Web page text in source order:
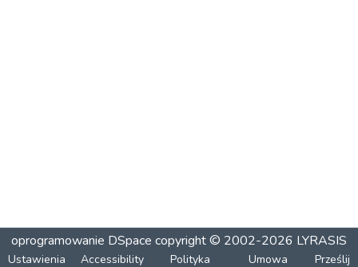
oprogramowanie DSpace copyright © 2002-2026 LYRASIS
Ustawienia Accessibility Polityka Umowa Prześlij